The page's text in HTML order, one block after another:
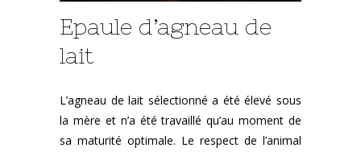
Epaule d’agneau de
lait
L’agneau de lait sélectionné a été élevé sous
la mère et n’a été travaillé qu’au moment de
sa maturité optimale. Le respect de l’animal